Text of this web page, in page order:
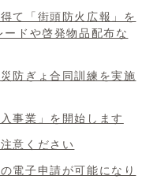
て「街頭防火広報」を
ドや啓発物品配布な
防ぎょ合同訓練を実施
事業」を開始します
意ください
電子申請が可能になり